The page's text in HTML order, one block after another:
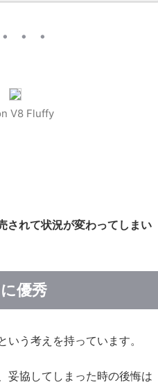
・・
V8 Fluffy
されて状況が変わってしまい
優秀
う考えを持っています。
妥協してしまった時の後悔は